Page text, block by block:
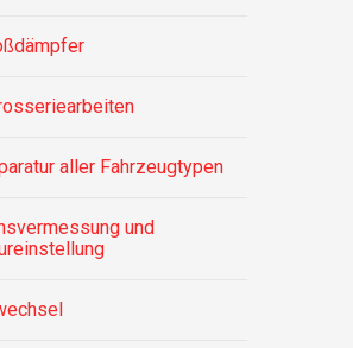
aller Fahrzeugtypen
und